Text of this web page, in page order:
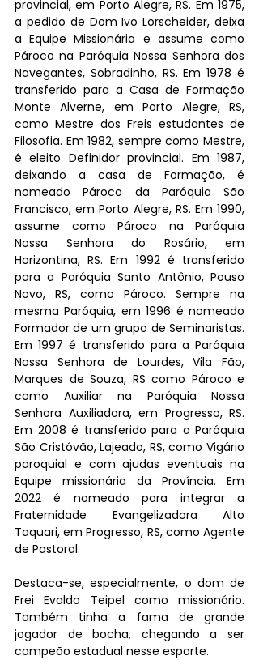
provincial, em Porto Alegre, RS. Em 1975,
a pedido de Dom Ivo Lorscheider, deixa
a Equipe Missionária e assume como
Pároco na Paróquia Nossa Senhora dos
Navegantes, Sobradinho, RS. Em 1978 é
transferido para a Casa de Formação
Monte Alverne, em Porto Alegre, RS,
como Mestre dos Freis estudantes de
Filosofia. Em 1982, sempre como Mestre,
é eleito Definidor provincial. Em 1987,
deixando a casa de Formação, é
nomeado Pároco da Paróquia São
Francisco, em Porto Alegre, RS. Em 1990,
assume como Pároco na Paróquia
Nossa Senhora do Rosário, em
Horizontina, RS. Em 1992 é transferido
para a Paróquia Santo Antônio, Pouso
Novo, RS, como Pároco. Sempre na
mesma Paróquia, em 1996 é nomeado
Formador de um grupo de Seminaristas.
Em 1997 é transferido para a Paróquia
Nossa Senhora de Lourdes, Vila Fão,
Marques de Souza, RS como Pároco e
como Auxiliar na Paróquia Nossa
Senhora Auxiliadora, em Progresso, RS.
Em 2008 é transferido para a Paróquia
São Cristóvão, Lajeado, RS, como Vigário
paroquial e com ajudas eventuais na
Equipe missionária da Província. Em
2022 é nomeado para integrar a
Fraternidade Evangelizadora Alto
Taquari, em Progresso, RS, como Agente
de Pastoral.
Destaca-se, especialmente, o dom de
Frei Evaldo Teipel como missionário.
Também tinha a fama de grande
jogador de bocha, chegando a ser
campeão estadual nesse esporte.